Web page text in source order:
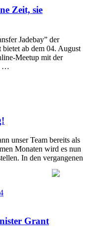
Zeit, sie
Jadebay” der
ab dem 04. August
Meetup mit der
…
unser Team bereits als
Monaten wird es nun
In den vergangenen
Grant